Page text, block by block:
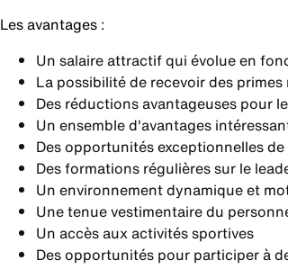
Les avantages :
Un salaire attractif qui évolue en
La possibilité de recevoir des primes
Des réductions avantageuses pour
Un ensemble d'avantages
Des opportunités exceptionnelles
Des formations régulières sur le
Un environnement dynamique et
Une tenue vestimentaire du
Un accès aux activités sportives
Des opportunités pour participer à